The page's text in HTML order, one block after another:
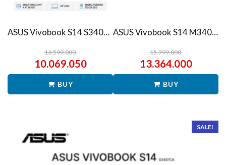
ASUS Vivobook S14 S3407QA – IPSP151M – Matte Gray
13.599.000
10.069.050
BUY
ASUS Vivobook S14 M3407HA Ryzen 7 260 1TB SSD 16GB WUXGA IPS Win11+OHS
15.799.000
13.364.000
BUY
SALE!